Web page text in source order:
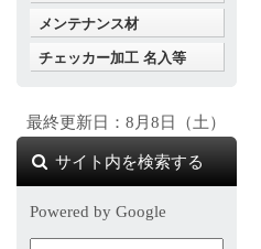
メンテナンス材
チェッカー加工 名入等
最終更新日：8月8日（土）
サイト内を検索する
Powered by Google